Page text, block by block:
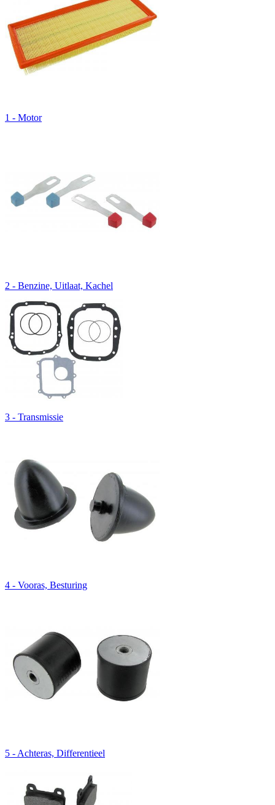
1 - Motor
2 - Benzine, Uitlaat, Kachel
3 - Transmissie
4 - Vooras, Besturing
5 - Achteras, Differentieel